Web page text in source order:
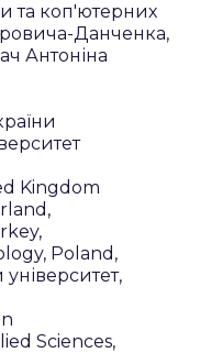
та коп'ютерних
Данченка,
Антоніна
Kingdom
Poland,
Sciences,